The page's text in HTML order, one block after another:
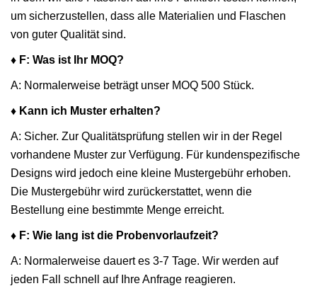
um sicherzustellen, dass alle Materialien und Flaschen
von guter Qualität sind.
♦ F: Was ist Ihr MOQ?
A: Normalerweise beträgt unser MOQ 500 Stück.
♦ Kann ich Muster erhalten?
A: Sicher. Zur Qualitätsprüfung stellen wir in der Regel
vorhandene Muster zur Verfügung. Für kundenspezifische
Designs wird jedoch eine kleine Mustergebühr erhoben.
Die Mustergebühr wird zurückerstattet, wenn die
Bestellung eine bestimmte Menge erreicht.
♦ F: Wie lang ist die Probenvorlaufzeit?
A: Normalerweise dauert es 3-7 Tage. Wir werden auf
jeden Fall schnell auf Ihre Anfrage reagieren.